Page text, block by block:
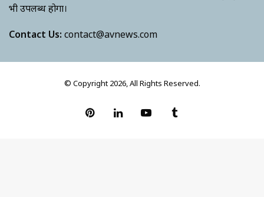
भी उपलब्ध होगा।
Contact Us: contact@avnews.com
© Copyright 2026, All Rights Reserved.
PinterestLinkedInYouTubeTumblr